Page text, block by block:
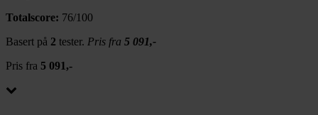
Totalscore: 76/100
Basert på 2 tester. Pris fra 5 091,-
Pris fra 5 091,-